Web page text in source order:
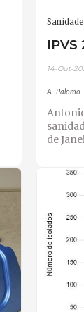
Sanidade
IPVS
14-Out-
A. Palomo
de